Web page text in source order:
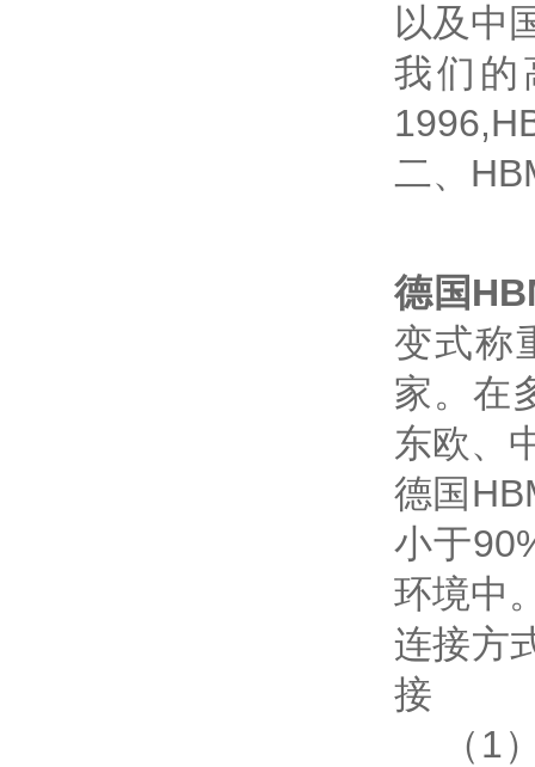
以及中
我们的
二、
德国
变式称
家。在
东欧、
德国
小于
环境中
连接方
接
（1）